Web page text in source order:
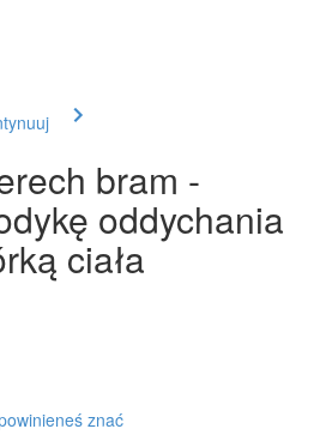
bram -
oddychania
ciała
znać